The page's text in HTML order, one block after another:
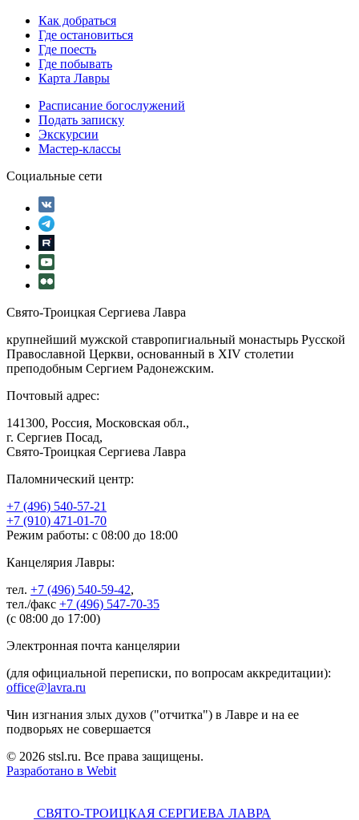
Как добраться
Где остановиться
Где поесть
Где побывать
Карта Лавры
Расписание богослужений
Подать записку
Экскурсии
Мастер-классы
Социальные сети
Свято-Троицкая Сергиева Лавра
крупнейший мужской ставропигиальный монастырь Русской
Православной Церкви, основанный в XIV столетии
преподобным Сергием Радонежским.
Почтовый адрес:
141300, Россия, Московская обл.,
г. Сергиев Посад,
Свято-Троицкая Сергиева Лавра
Паломнический центр:
+7 (496) 540-57-21
+7 (910) 471-01-70
Режим работы: с 08:00 до 18:00
Канцелярия Лавры:
тел. +7 (496) 540-59-42,
тел./факс +7 (496) 547-70-35
(с 08:00 до 17:00)
Электронная почта канцелярии
(для официальной переписки, по вопросам аккредитации):
office@lavra.ru
Чин изгнания злых духов ("отчитка") в Лавре и на ее
подворьях не совершается
© 2026 stsl.ru. Все права защищены.
Разработано в Webit
СВЯТО-ТРОИЦКАЯ СЕРГИЕВА ЛАВРА